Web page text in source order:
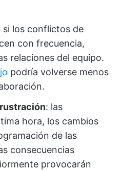
si los conflictos de
con frecuencia,
relaciones del equipo.
podría volverse menos
: las
hora, los cambios
de las
consecuencias
provocarán